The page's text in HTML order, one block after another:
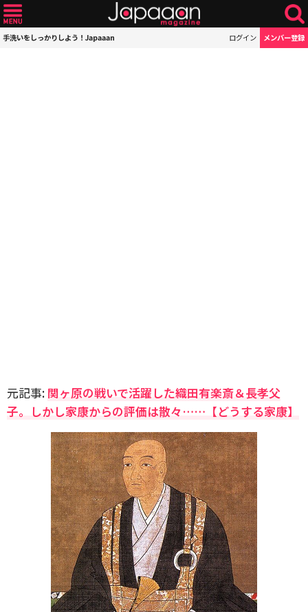
手洗いをしっかりしよう！Japaaan ログイン メンバー登録
元記事: 関ヶ原の戦いで活躍した織田有楽斎＆長孝父
子。しかし家康からの評価は散々……【どうする家康】